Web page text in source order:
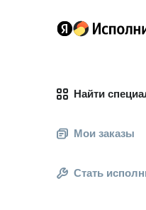
Найти
Мои заказы
Стать